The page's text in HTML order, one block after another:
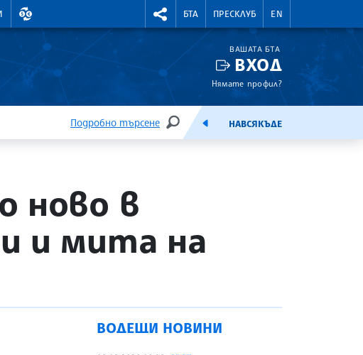
ВАЛУТНИ КУРСОВЕ RIGHTMENU.SOCIAL
БТА ПРЕСКЛУБ EN
ВАШАТА БТА
ВХОД
Нямате профил?
Подробно търсене
ТЪРСЕНЕЕМИСИЯНАВСЯКЪДЕ
ново в
и мита на
ВОДЕЩИ НОВИНИ